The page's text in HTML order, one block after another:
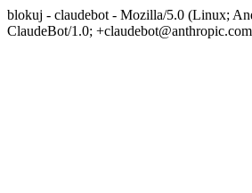
blokuj - claudebot - Mozilla/5.0 (Linux;
ClaudeBot/1.0;